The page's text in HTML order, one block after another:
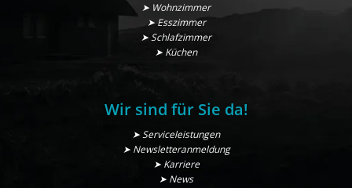
➤ Wohnzimmer
➤ Esszimmer
➤ Schlafzimmer
➤ Küchen
Wir sind für Sie da!
➤ Serviceleistungen
➤ Newsletteranmeldung
➤ Karriere
➤ News